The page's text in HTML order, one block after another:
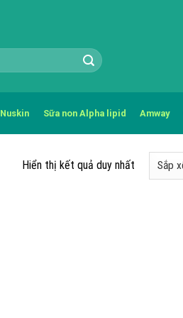
Nuskin Sữa non Alpha lipid Amway
Hiển thị kết quả duy nhất